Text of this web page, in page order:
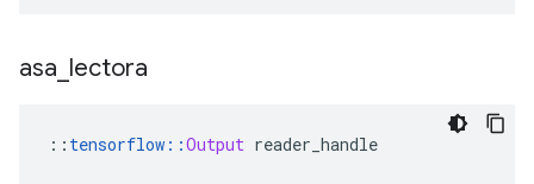
asa lectora
:: tensorflow ::Output reader_handle